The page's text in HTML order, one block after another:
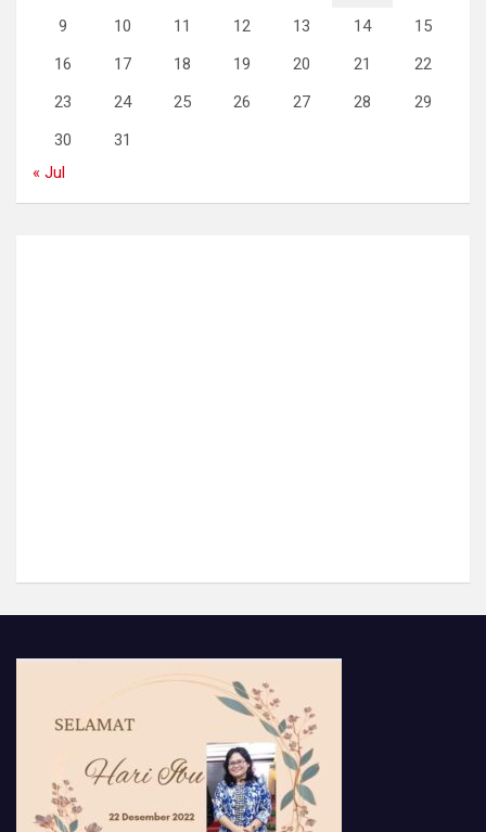
9
10 11 12 13 14
15
16
17 18 19 20 21
22
23
24 25 26 27 28
29
30
31
« Jul